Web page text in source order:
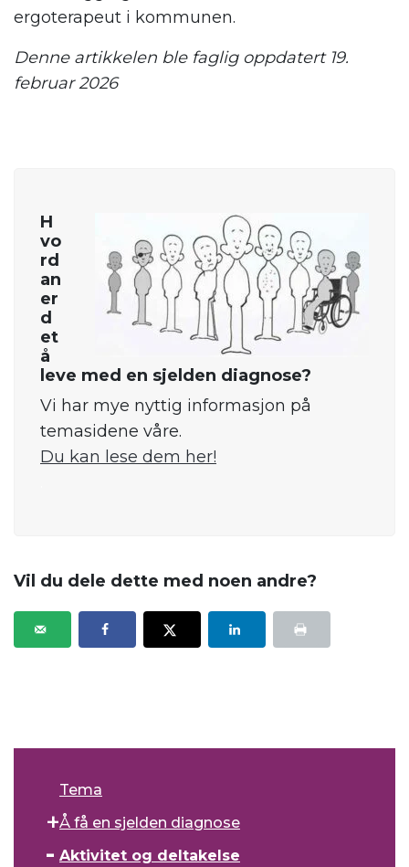
Tema
Å få en sjelden diagnose
Aktivitet og deltakelse
ergoterapeut i kommunen.
Denne artikkelen ble faglig oppdatert 19.
februar 2026
H
vo
rd
an
er
d
et
å
leve med en sjelden diagnose?
Vi har mye nyttig informasjon på
temasidene våre.
Du kan lese dem her!
Vil du dele dette med noen andre?